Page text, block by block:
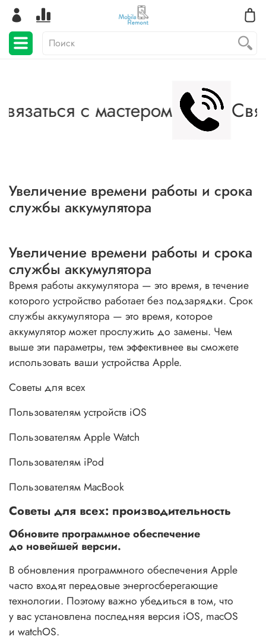
с мастером
Увеличение времени работы и срока
службы аккумулятора
Увеличение времени работы и срока
службы аккумулятора
Время работы аккумулятора — это время, в течение
которого устройство работает без подзарядки. Срок
службы аккумулятора — это время, которое
аккумулятор может прослужить до замены. Чем
выше эти параметры, тем эффективнее вы сможете
использовать ваши устройства Apple.
Советы для всех
Пользователям устройств iOS
Пользователям Apple Watch
Пользователям iPod
Пользователям MacBook
Советы для всех: производительность
Обновите программное обеспечение
до новейшей версии.
В обновления программного обеспечения Apple
часто входят передовые энергосберегающие
технологии. Поэтому важно убедиться в том, что
у вас установлена последняя версия iOS, macOS
и watchOS.